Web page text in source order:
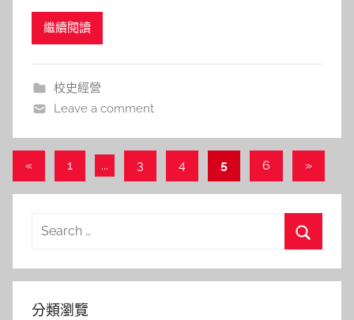
a
l
網等，均充滿了交大人的熱血足跡。其中中外所熟知
能，而這條鐵路能於戰前順利
繼續閱讀
校史經營
Leave a comment
文
章
«Previous
1 ... 3 4 5 6
Next
»
Search
分類瀏覽